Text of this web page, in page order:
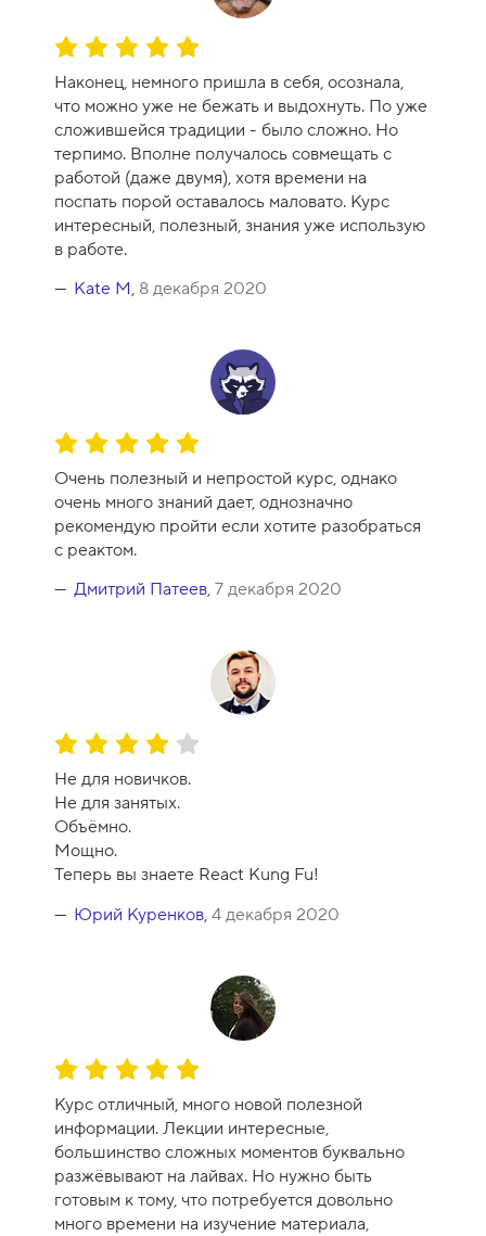
О
е
н
к
а
к
у
р
с
а
Наконец, немного пришла в себя, осознала,
что можно уже не бежать и выдохнуть. По уже
сложившейся традиции - было сложно. Но
терпимо. Вполне получалось совмещать с
работой (даже двумя), хотя времени на
поспать порой оставалось маловато. Курс
интересный, полезный, знания уже использую
в работе.
Kate M, 8 декабря 2020
О
е
н
к
а
к
0
Очень полезный и непростой курс, однако
очень много знаний дает, однозначно
рекомендую пройти если хотите разобраться
с реактом.
Дмитрий Патеев, 7 декабря 2020
О
ц
е
н
к
а
к
у
Не для новичков.
Не для занятых.
Объёмно.
Мощно.
Теперь вы знаете React Kung Fu!
Юрий Куренков, 4 декабря 2020
О
е
н
к
а
к
Курс отличный, много новой полезной
информации. Лекции интересные,
большинство сложных моментов буквально
разжёвывают на лайвах. Но нужно быть
готовым к тому, что потребуется довольно
много времени на изучение материала,